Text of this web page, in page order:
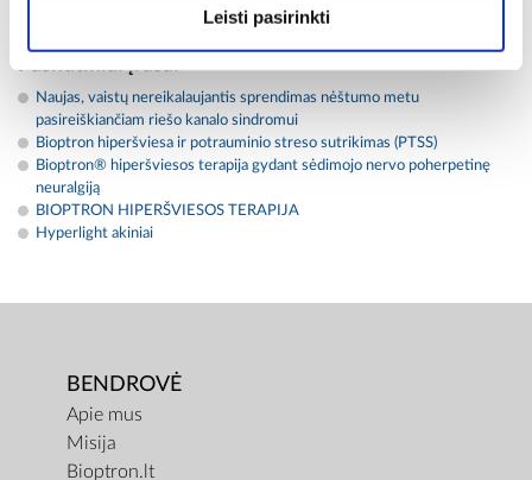
Leisti pasirinkti
Naujas, vaistų nereikalaujantis sprendimas nėštumo metu
pasireiškiančiam riešo kanalo sindromui
Bioptron hiperšviesa ir potrauminio streso sutrikimas (PTSS)
Bioptron® hiperšviesos terapija gydant sėdimojo nervo poherpetinę
neuralgiją
BIOPTRON HIPERŠVIESOS TERAPIJA
Hyperlight akiniai
BENDROVĖ
Apie mus
Misija
Bioptron.lt